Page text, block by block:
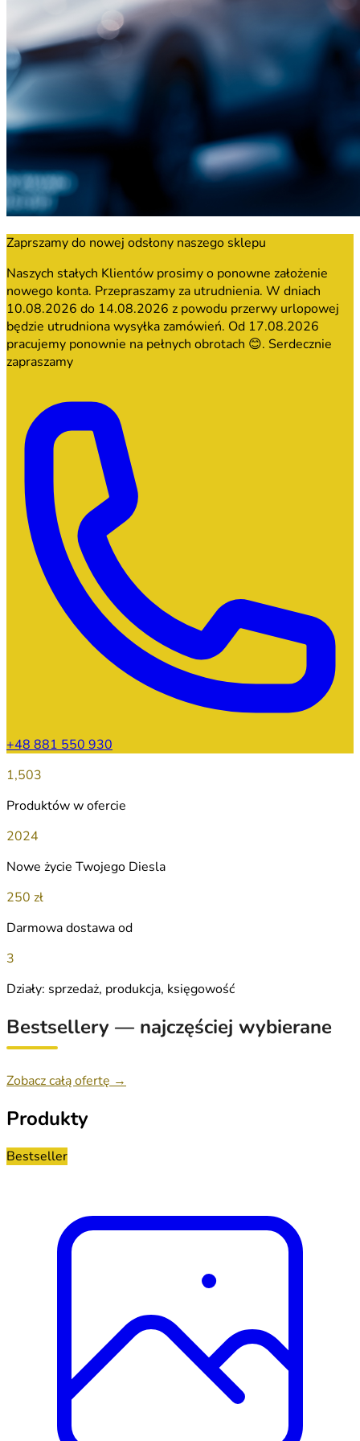
Zaprszamy do nowej odsłony naszego sklepu
Naszych stałych Klientów prosimy o ponowne założenie
nowego konta. Przepraszamy za utrudnienia. W dniach
10.08.2026 do 14.08.2026 z powodu przerwy urlopowej
będzie utrudniona wysyłka zamówień. Od 17.08.2026
pracujemy ponownie na pełnych obrotach 😊. Serdecznie
zapraszamy
+48 881 550 930
1,503
Produktów w ofercie
2024
Nowe życie Twojego Diesla
250 zł
Darmowa dostawa od
3
Działy: sprzedaż, produkcja, księgowość
Bestsellery — najczęściej wybierane
Zobacz całą ofertę →
Produkty
Bestseller